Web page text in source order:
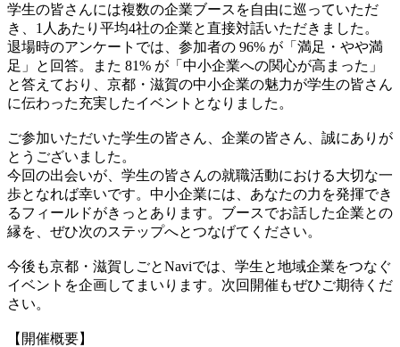
学生の皆さんには複数の企業ブースを自由に巡っていただ
き、1人あたり平均4社の企業と直接対話いただきました。
退場時のアンケートでは、参加者の 96% が「満足・やや満
足」と回答。また 81% が「中小企業への関心が高まった」
と答えており、京都・滋賀の中小企業の魅力が学生の皆さん
に伝わった充実したイベントとなりました。
ご参加いただいた学生の皆さん、企業の皆さん、誠にありが
とうございました。
今回の出会いが、学生の皆さんの就職活動における大切な一
歩となれば幸いです。中小企業には、あなたの力を発揮でき
るフィールドがきっとあります。ブースでお話した企業との
縁を、ぜひ次のステップへとつなげてください。
今後も京都・滋賀しごとNaviでは、学生と地域企業をつなぐ
イベントを企画してまいります。次回開催もぜひご期待くだ
さい。
【開催概要】